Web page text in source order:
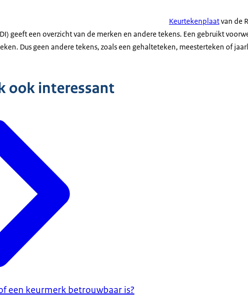
Keurtekenplaatvan de
geeft een overzicht van de merken en andere tekens. Een gebruikt
Dus geen andere tekens, zoals een gehalteteken, meesterteken of
ook interessant
een keurmerk betrouwbaar is?